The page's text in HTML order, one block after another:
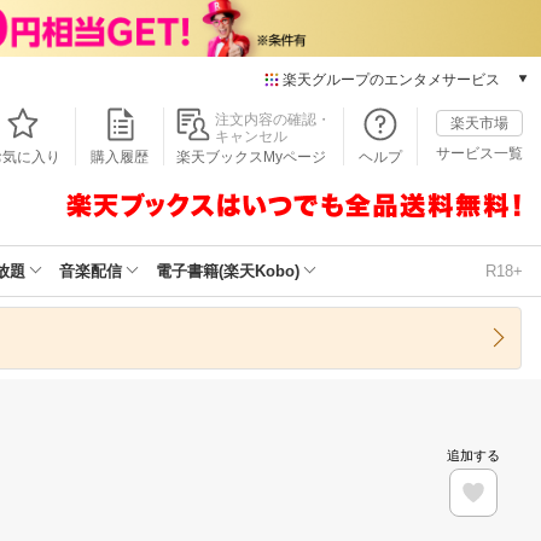
楽天グループのエンタメサービス
本/ゲーム/CD/DVD
楽天ブックス
楽天Kobo
楽天ミュージック
楽天TV
気に入り 購入履歴
注文内容の確認・
キャンセル
楽天ブックスMyページ
ヘルプ
楽天市場
サービス一覧
題 音楽配信 電子書籍(楽天Kobo) R18+
追加する